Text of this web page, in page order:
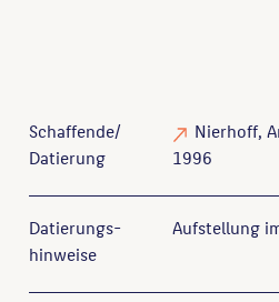
Schaffende/
Datierung
Nierhoff,
1996
Datierungs­
hinweise
Aufstellung